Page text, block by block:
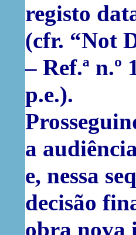
registo
(cfr. “Not
– Ref.ª n.º
p.e.).
a
e, nessa
decisão
obra nova